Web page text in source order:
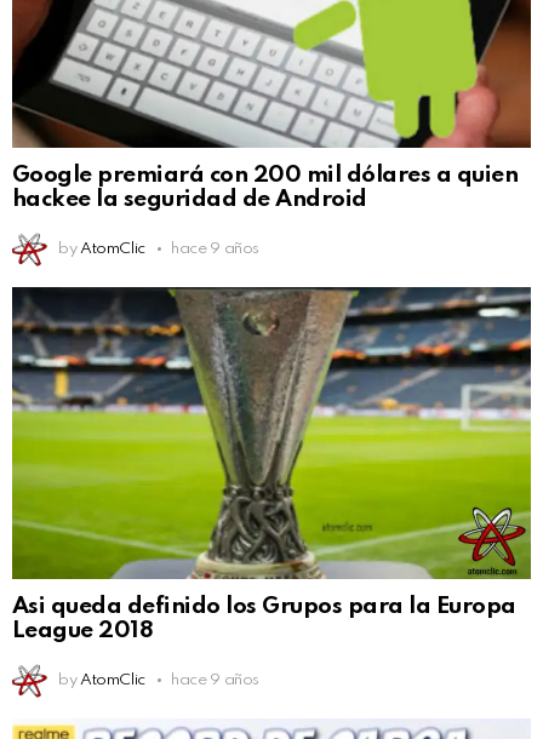
Google premiará con 200 mil dólares a quien
hackee la seguridad de Android
by AtomClic hace 9 años
Asi queda definido los Grupos para la Europa
League 2018
by AtomClic hace 9 años